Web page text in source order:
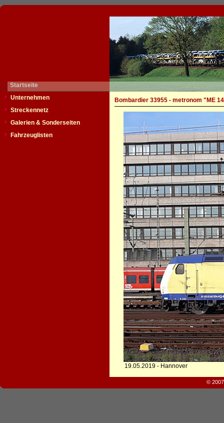
Startseite
Unternehmen
Streckennetz
Galerien & Sonderseiten
Fahrzeuglisten
Bombardier 33955 - metronom "ME
19.05.2019 - Hannover
©